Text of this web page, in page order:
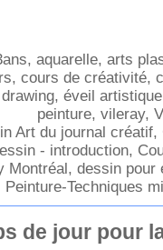
, aquarelle, arts
, cours de créativité,
drawing, éveil
peinture, vileray,
Art du journal créatif,
- introduction,
Montréal, dessin pour
Peinture-Techniques
de jour pour